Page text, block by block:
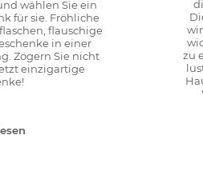
wählen Sie ein
für sie. Fröhliche
flauschige
in einer
Zögern Sie nicht
einzigartige
zu